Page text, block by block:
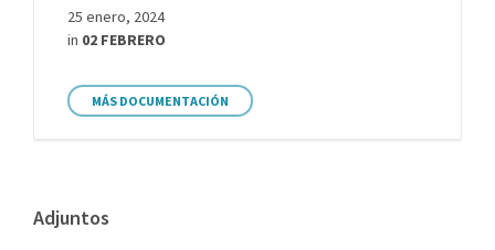
25 enero, 2024
in 02 FEBRERO
MÁS DOCUMENTACIÓN
Adjuntos